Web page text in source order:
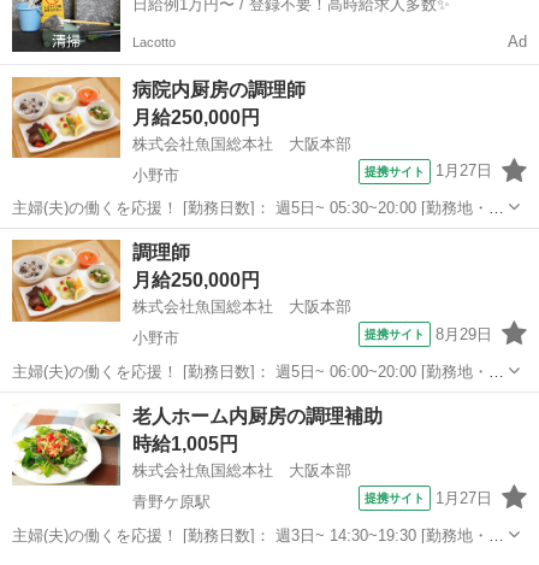
日給例1万円〜 / 登録不要！高時給求人多数✨
Lacotto Ad
病院内厨房の調理師
月給250,000円
株式会社魚国総本社 大阪本部
小野市
提携サイト 1月27日
主婦(夫)の働くを応援！ [勤務日数]： 週5日~ 05:30~20:00 [勤務地・最
寄駅]： 兵庫県小野市匠台72-1 株式会社魚国総本社 大阪本部 [職種
兵庫 小野市 キッチン
調理師
月給250,000円
株式会社魚国総本社 大阪本部
小野市
提携サイト 8月29日
主婦(夫)の働くを応援！ [勤務日数]： 週5日~ 06:00~20:00 [勤務地・最
寄駅]： 兵庫県小野市二葉町８０―１２３ 株式会社魚国総本社 大阪
本部 [職種名]：調理師 [求人概要]： ［小野市］調理師...
小野市 キッチン
老人ホーム内厨房の調理補助
時給1,005円
株式会社魚国総本社 大阪本部
青野ケ原駅
提携サイト 1月27日
主婦(夫)の働くを応援！ [勤務日数]： 週3日~ 14:30~19:30 [勤務地・最